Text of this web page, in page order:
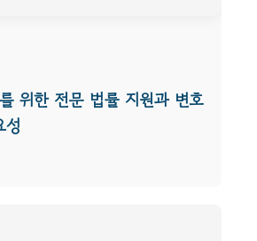
위한 전문 법률 지원과 변호
성